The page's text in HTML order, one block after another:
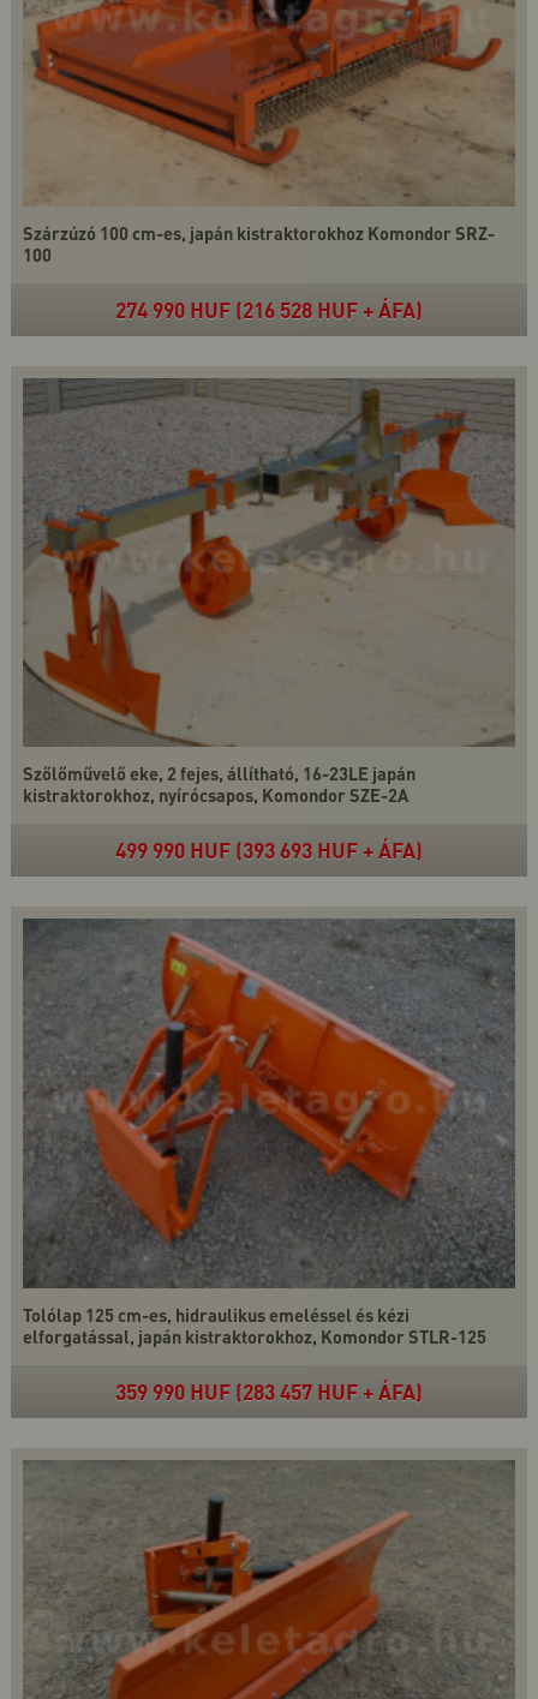
Szárzúzó 100 cm-es, japán kistraktorokhoz Komondor SRZ-
100
274 990 HUF (216 528 HUF + ÁFA)
Szőlőművelő eke, 2 fejes, állítható, 16-23LE japán
kistraktorokhoz, nyírócsapos, Komondor SZE-2A
499 990 HUF (393 693 HUF + ÁFA)
Tolólap 125 cm-es, hidraulikus emeléssel és kézi
elforgatással, japán kistraktorokhoz, Komondor STLR-125
359 990 HUF (283 457 HUF + ÁFA)